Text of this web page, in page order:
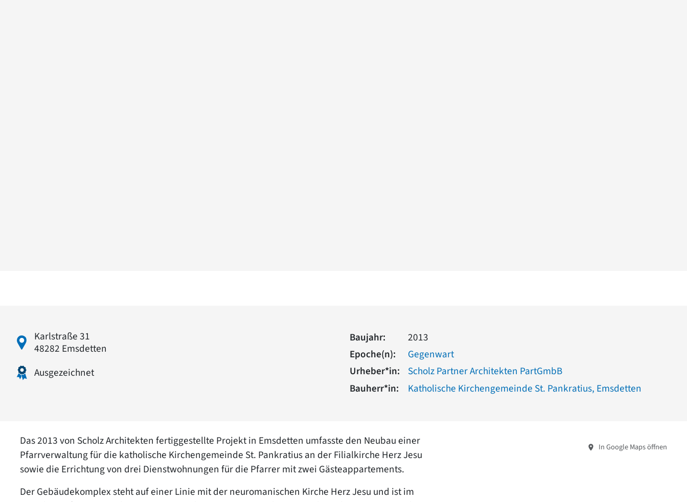
Karlstraße 31
48282 Emsdetten
Ausgezeichnet
Baujahr:
2013
Epoche(n):
Gegenwart
Urheber*in:
Scholz Partner Architekten PartGmbB
Bauherr*in:
Katholische Kirchengemeinde St. Pankratius, Emsdetten
Das 2013 von Scholz Architekten fertiggestellte Projekt in Emsdetten umfasste den Neubau einer
Pfarrverwaltung für die katholische Kirchengemeinde St. Pankratius an der Filialkirche Herz Jesu
sowie die Errichtung von drei Dienstwohnungen für die Pfarrer mit zwei Gästeappartements.
Der Gebäudekomplex steht auf einer Linie mit der neuromanischen Kirche Herz Jesu und ist im
In Google Maps öffnen